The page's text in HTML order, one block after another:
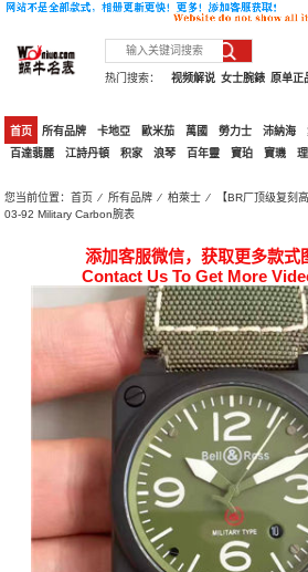
热门搜索： 原单正
女士腕錶
视频解说
首页 所有品牌 卡地亞 歐米茄 萬國 勞力士 沛納海
百達翡麗
江詩丹頓 积家 浪琴 百年靈 寶珀 寶璣
您当前位置：首页 ⁄所有品牌 ⁄柏萊士 ⁄ 【BR厂顶级复刻
03-92 Military Carbon腕表
添加客服微信，获取更多款式
Contact Us To Get More